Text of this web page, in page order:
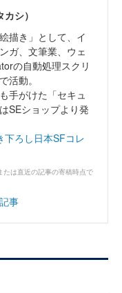
シ）
描き」として、イ
ガ、文筆業、ウェ
の自動処理スクリ
活動。
手がけた「セキュ
SEショップより発
下ろし日本SFコレ
は直近の記事の寄稿時点で
事